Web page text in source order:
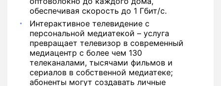
обеспечивая скорость до 1 Гбит/с.
Интерактивное телевидение с
персональной медиатекой – услуга
превращает телевизор в современный
медиацентр с более чем 130
телеканалами, тысячами фильмов и
сериалов в собственной медиатеке;
абоненты могут создавать личные